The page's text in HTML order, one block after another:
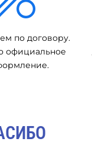
по договору.
официальное